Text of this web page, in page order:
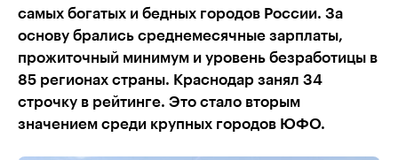
самых богатых и бедных городов России. За
основу брались среднемесячные зарплаты,
прожиточный минимум и уровень безработицы в
85 регионах страны. Краснодар занял 34
строчку в рейтинге. Это стало вторым
значением среди крупных городов ЮФО.